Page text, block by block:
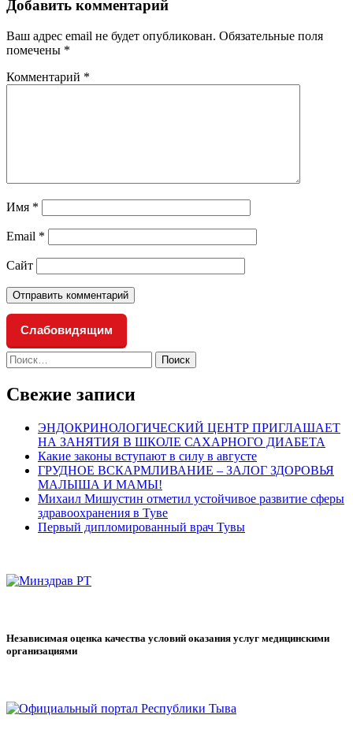
Добавить комментарий
Ваш адрес email не будет опубликован. Обязательные поля
помечены *
Комментарий *
Имя *
Email *
Сайт
Слабовидящим
Найти:
Свежие записи
ЭНДОКРИНОЛОГИЧЕСКИЙ ЦЕНТР ПРИГЛАШАЕТ
НА ЗАНЯТИЯ В ШКОЛЕ САХАРНОГО ДИАБЕТА
Какие законы вступают в силу в августе
ГРУДНОЕ ВСКАРМЛИВАНИЕ – ЗАЛОГ ЗДОРОВЬЯ
МАЛЫША И МАМЫ!
Михаил Мишустин отметил устойчивое развитие сферы
здравоохранения в Туве
Первый дипломированный врач Тувы
Независимая оценка качества условий оказания услуг медицинскими
организациями